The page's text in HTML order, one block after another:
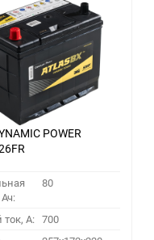
POWER
80
ток, A: 700